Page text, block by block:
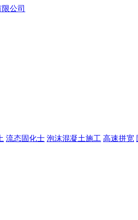
流态固化士 泡沫混凝土施工 高速拼宽